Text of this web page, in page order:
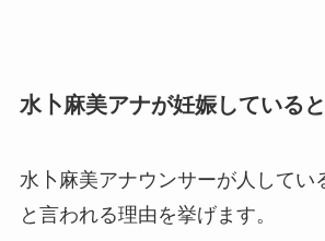
水卜麻美アナが妊娠している
水卜麻美アナウンサーが人してい
と言われる理由を挙げます。